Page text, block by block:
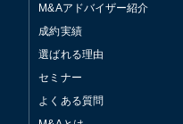
M&Aアドバイザー紹介
成約実績
選ばれる理由
セミナー
よくある質問